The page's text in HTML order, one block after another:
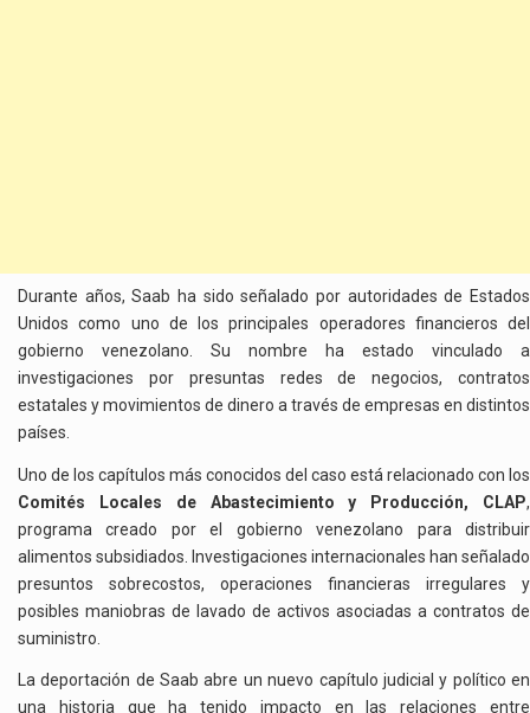
Durante años, Saab ha sido señalado por autoridades de Estados
Unidos como uno de los principales operadores financieros del
gobierno venezolano. Su nombre ha estado vinculado a
investigaciones por presuntas redes de negocios, contratos
estatales y movimientos de dinero a través de empresas en distintos
países.
Uno de los capítulos más conocidos del caso está relacionado con los
Comités Locales de Abastecimiento y Producción, CLAP,
programa creado por el gobierno venezolano para distribuir
alimentos subsidiados. Investigaciones internacionales han señalado
presuntos sobrecostos, operaciones financieras irregulares y
posibles maniobras de lavado de activos asociadas a contratos de
suministro.
La deportación de Saab abre un nuevo capítulo judicial y político en
una historia que ha tenido impacto en las relaciones entre